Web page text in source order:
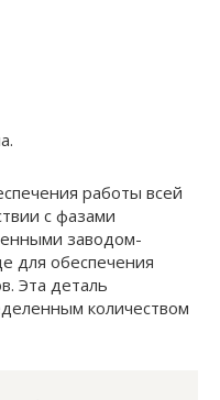
работы всей
с фазами
заводом-
для обеспечения
Эта деталь
количеством